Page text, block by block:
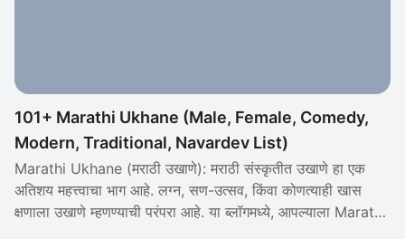
101+ Marathi Ukhane (Male, Female, Comedy,
Modern, Traditional, Navardev List)
Marathi Ukhane (मराठी उखाणे): मराठी संस्कृतीत उखाणे हा एक
अतिशय महत्त्वाचा भाग आहे. लग्न, सण-उत्सव, किंवा कोणत्याही खास
क्षणाला उखाणे म्हणण्याची परंपरा आहे. या ब्लॉगमध्ये, आपल्याला Marathi